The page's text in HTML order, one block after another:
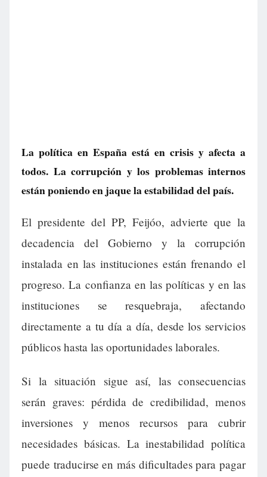
La política en España está en crisis y afecta a
todos. La corrupción y los problemas internos
están poniendo en jaque la estabilidad del país.
El presidente del PP, Feijóo, advierte que la
decadencia del Gobierno y la corrupción
instalada en las instituciones están frenando el
progreso. La confianza en las políticas y en las
instituciones se resquebraja, afectando
directamente a tu día a día, desde los servicios
públicos hasta las oportunidades laborales.
Si la situación sigue así, las consecuencias
serán graves: pérdida de credibilidad, menos
inversiones y menos recursos para cubrir
necesidades básicas. La inestabilidad política
puede traducirse en más dificultades para pagar